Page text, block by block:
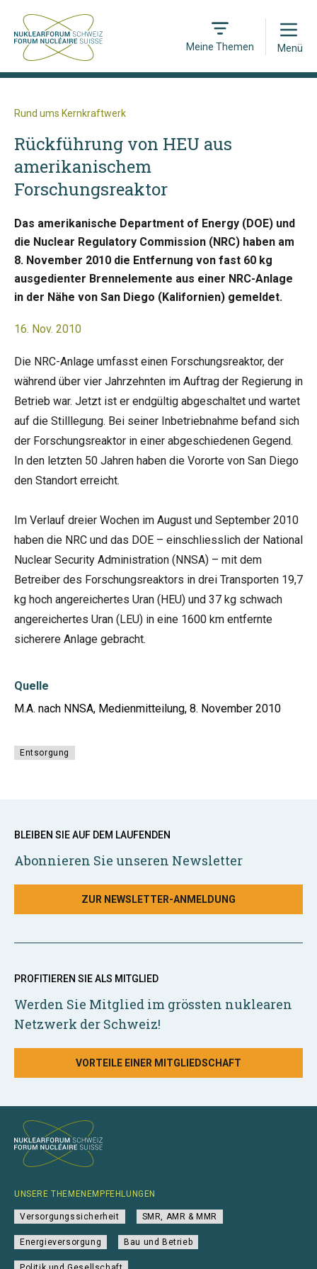
Meine Themen
Open
Menü
Rund ums Kernkraftwerk
Rückführung von HEU aus
amerikanischem
Forschungsreaktor
Das amerikanische Department of Energy (DOE) und
die Nuclear Regulatory Commission (NRC) haben am
8. November 2010 die Entfernung von fast 60 kg
ausgedienter Brennelemente aus einer NRC-Anlage
in der Nähe von San Diego (Kalifornien) gemeldet.
16. Nov. 2010
Die NRC-Anlage umfasst einen Forschungsreaktor, der
während über vier Jahrzehnten im Auftrag der Regierung in
Betrieb war. Jetzt ist er endgültig abgeschaltet und wartet
auf die Stilllegung. Bei seiner Inbetriebnahme befand sich
der Forschungsreaktor in einer abgeschiedenen Gegend.
In den letzten 50 Jahren haben die Vororte von San Diego
den Standort erreicht.
Im Verlauf dreier Wochen im August und September 2010
haben die NRC und das DOE – einschliesslich der National
Nuclear Security Administration (NNSA) – mit dem
Betreiber des Forschungsreaktors in drei Transporten 19,7
kg hoch angereichertes Uran (HEU) und 37 kg schwach
angereichertes Uran (LEU) in eine 1600 km entfernte
sicherere Anlage gebracht.
Quelle
M.A. nach NNSA, Medienmitteilung, 8. November 2010
Entsorgung
BLEIBEN SIE AUF DEM LAUFENDEN
Abonnieren Sie unseren Newsletter
ZUR NEWSLETTER-ANMELDUNG
PROFITIEREN SIE ALS MITGLIED
Werden Sie Mitglied im grössten nuklearen
Netzwerk der Schweiz!
VORTEILE EINER MITGLIEDSCHAFT
UNSERE THEMENEMPFEHLUNGEN
Versorgungssicherheit SMR, AMR & MMR
Energieversorgung Bau und Betrieb